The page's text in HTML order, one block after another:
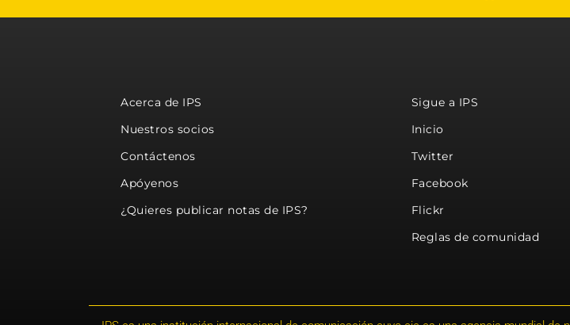
Acerca de IPS
Nuestros socios
Contáctenos
Apóyenos
¿Quieres publicar notas de IPS?
Sigue a IPS
Inicio
Twitter
Facebook
Flickr
Reglas de comunidad